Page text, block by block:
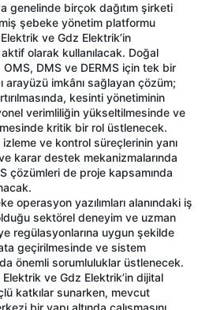
genelinde birçok dağıtım şirketi
şebeke yönetim platformu
ve Gdz Elektrik’in
olarak kullanılacak. Doğal
OMS, DMS ve DERMS için tek bir
arayüzü imkânı sağlayan çözüm;
kesinti yönetiminin
verimliliğin yükseltilmesinde ve
kritik bir rol üstlenecek.
ve kontrol süreçlerinin yanı
karar destek mekanizmalarında
çözümleri de proje kapsamında
operasyon yazılımları alanındaki iş
sektörel deneyim ve uzman
regülasyonlarına uygun şekilde
geçirilmesinde ve sistem
önemli sorumluluklar üstlenecek.
ve Gdz Elektrik’in dijital
katkılar sunarken, mevcut